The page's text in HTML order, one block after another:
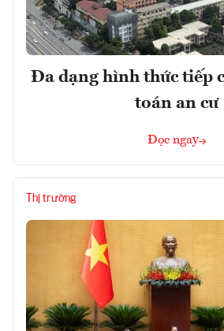
Đa dạng hình thức tiếp
toán an cư
Đọc ngay
Thị trường